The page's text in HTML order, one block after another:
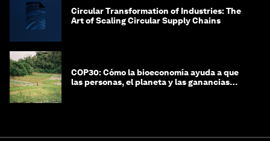
Circular Transformation of Industries: The
Art of Scaling Circular Supply Chains
COP30: Cómo la bioeconomía ayuda a que
las personas, el planeta y las ganancias